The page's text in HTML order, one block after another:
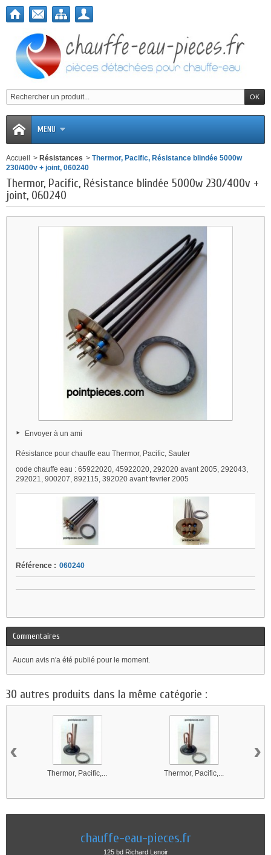
MENU
Accueil > Résistances > Thermor, Pacific, Résistance blindée 5000w
230/400v + joint, 060240
Thermor, Pacific, Résistance blindée 5000w 230/400v +
joint, 060240
Envoyer à un ami
Résistance pour chauffe eau Thermor, Pacific, Sauter
code chauffe eau : 65922020, 45922020, 292020 avant 2005, 292043,
292021, 900207, 892115, 392020 avant fevrier 2005
Référence : 060240
Commentaires
Aucun avis n'a été publié pour le moment.
30 autres produits dans la même catégorie :
Thermor, Pacific,... Thermor, Pacific,...
‹ ›
chauffe-eau-pieces.fr
125 bd Richard Lenoir